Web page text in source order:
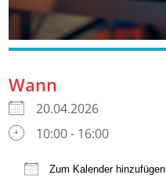
Wann
20.04.2026
10:00 - 16:00
Zum Kalender hinzufügen